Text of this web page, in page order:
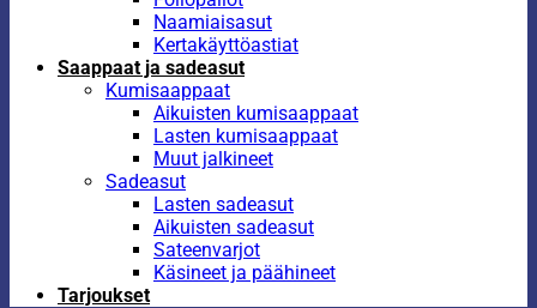
Naamiaisasut
Kertakäyttöastiat
Saappaat ja sadeasut
Kumisaappaat
Aikuisten kumisaappaat
Lasten kumisaappaat
Muut jalkineet
Sadeasut
Lasten sadeasut
Aikuisten sadeasut
Sateenvarjot
Käsineet ja päähineet
Tarjoukset